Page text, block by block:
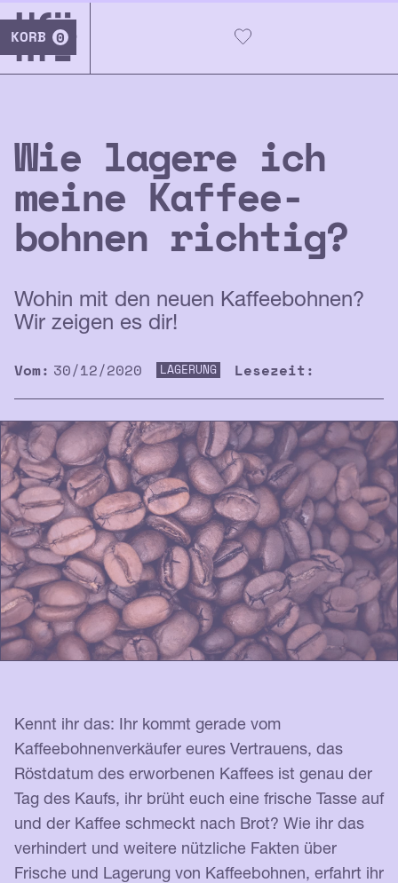
KORB 0
Wie lagere ich
meine Kaffee­
bohnen richtig?
Wohin mit den neuen Kaffeebohnen?
Wir zeigen es dir!
Vom: 30/12/2020 LAGERUNG Lesezeit:
Kennt ihr das: Ihr kommt gerade vom
Kaffeebohnenverkäufer eures Vertrauens, das
Röstdatum des erworbenen Kaffees ist genau der
Tag des Kaufs, ihr brüht euch eine frische Tasse auf
und der Kaffee schmeckt nach Brot? Wie ihr das
verhindert und weitere nützliche Fakten über
Frische und Lagerung von Kaffeebohnen, erfahrt ihr